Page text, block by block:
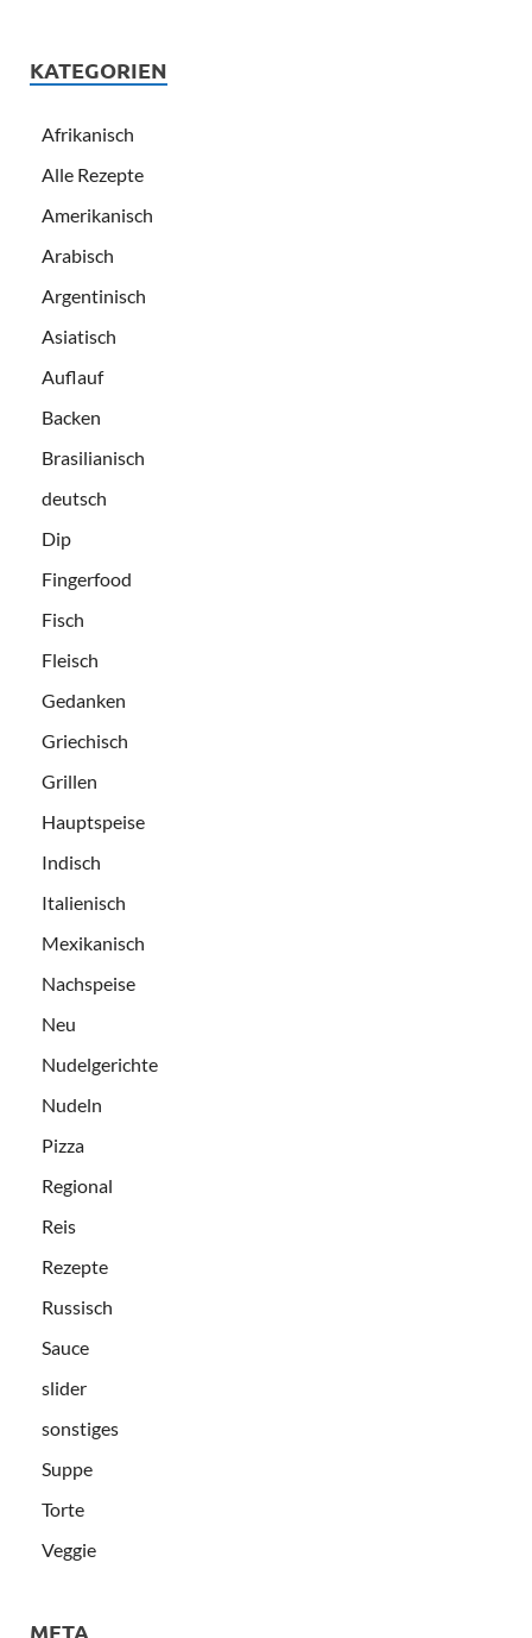
KATEGORIEN
Afrikanisch
Alle Rezepte
Amerikanisch
Arabisch
Argentinisch
Asiatisch
Auflauf
Backen
Brasilianisch
deutsch
Dip
Fingerfood
Fisch
Fleisch
Gedanken
Griechisch
Grillen
Hauptspeise
Indisch
Italienisch
Mexikanisch
Nachspeise
Neu
Nudelgerichte
Nudeln
Pizza
Regional
Reis
Rezepte
Russisch
Sauce
slider
sonstiges
Suppe
Torte
Veggie
META